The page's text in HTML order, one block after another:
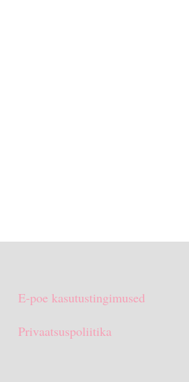
E-poe kasutustingimused
Privaatsuspoliitika